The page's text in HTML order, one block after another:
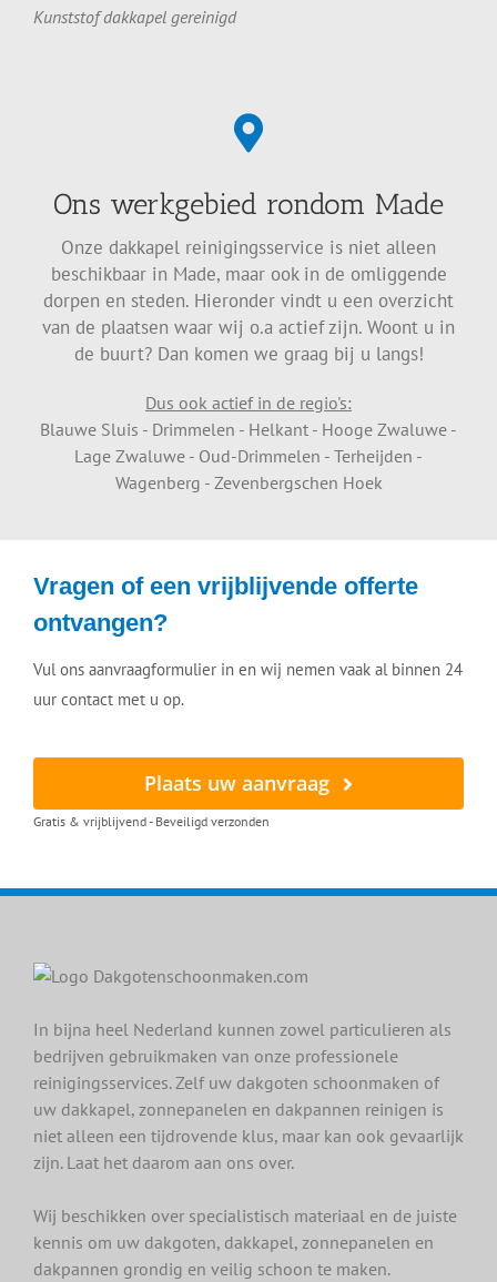
Kunststof dakkapel gereinigd
Ons werkgebied rondom Made
Onze dakkapel reinigingsservice is niet alleen
beschikbaar in Made, maar ook in de omliggende
dorpen en steden. Hieronder vindt u een overzicht
van de plaatsen waar wij o.a actief zijn. Woont u in
de buurt? Dan komen we graag bij u langs!
Dus ook actief in de regio's:
Blauwe Sluis - Drimmelen - Helkant - Hooge Zwaluwe -
Lage Zwaluwe - Oud-Drimmelen - Terheijden -
Wagenberg - Zevenbergschen Hoek
Vragen of een vrijblijvende offerte
ontvangen?
Vul ons aanvraagformulier in en wij nemen vaak al binnen 24
uur contact met u op.
Plaats uw aanvraag
Gratis & vrijblijvend - Beveiligd verzonden
In bijna heel Nederland kunnen zowel particulieren als
bedrijven gebruikmaken van onze professionele
reinigingsservices. Zelf uw dakgoten schoonmaken of
uw dakkapel, zonnepanelen en dakpannen reinigen is
niet alleen een tijdrovende klus, maar kan ook gevaarlijk
zijn. Laat het daarom aan ons over.
Wij beschikken over specialistisch materiaal en de juiste
kennis om uw dakgoten, dakkapel, zonnepanelen en
dakpannen grondig en veilig schoon te maken.